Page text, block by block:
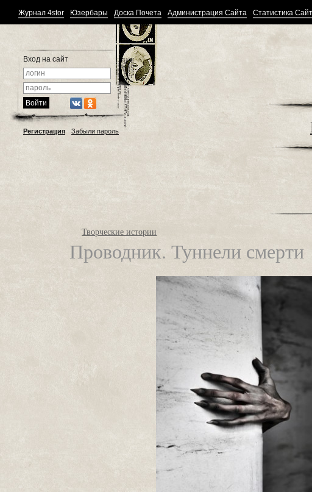
Журнал 4stor Юзербары Доска Почета Администрация Сайта Статистика
Вход на сайт
Регистрация Забыли пароль
Творческие истории
Проводник. Туннели смерти